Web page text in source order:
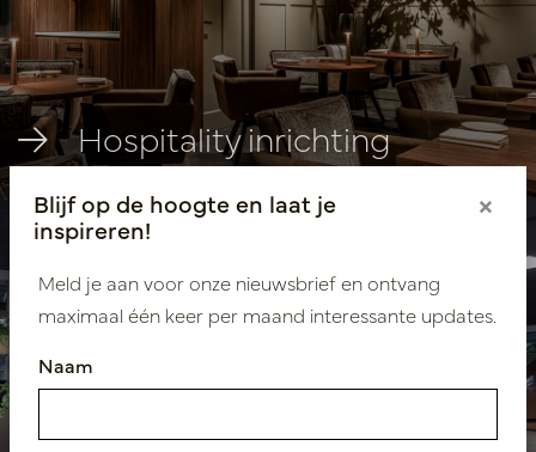
Hospitality inrichting
Blijf op de hoogte en laat je
inspireren!
×
Meld je aan voor onze nieuwsbrief en ontvang
maximaal één keer per maand interessante updates.
Naam